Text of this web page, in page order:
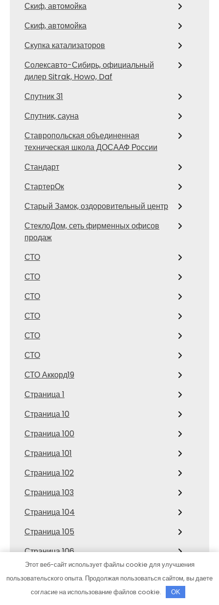
Скиф, автомойка
Скиф, автомойка
Скупка катализаторов
Солексавто-Сибирь, официальный
дилер Sitrak, Howo, Daf
Спутник 31
Спутник, сауна
Ставропольская объединенная
техническая школа ДОСААФ России
Стандарт
СтартерОк
Старый Замок, оздоровительный центр
СтеклоДом, сеть фирменных офисов
продаж
СТО
СТО
СТО
СТО
СТО
СТО
СТО Аккорд19
Страница 1
Страница 10
Страница 100
Страница 101
Страница 102
Страница 103
Страница 104
Страница 105
Страница 106
Страница 108
Этот веб-сайт использует файлы cookie для улучшения
пользовательского опыта. Продолжая пользоваться сайтом, вы даете
согласие на использование файлов cookie.
OK